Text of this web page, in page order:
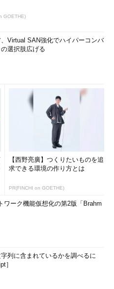
GOETHE)
Virtual SAN強化でハイパーコンバ
選択肢広げる
【西野亮廣】つくりたいものを追
求できる環境の作り方とは
PR(FINCHI on GOETHE)
ワーク機能仮想化の第2版「Brahm
列に含まれているかを調べるに
］